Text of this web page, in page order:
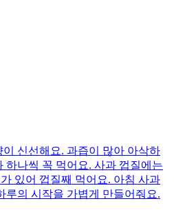
신선해요. 과즙이 많아 아삭하
하나씩 꼭 먹어요. 사과 껍질에는
있어 껍질째 먹어요. 아침 사과
루의 시작을 가볍게 만들어줘요.